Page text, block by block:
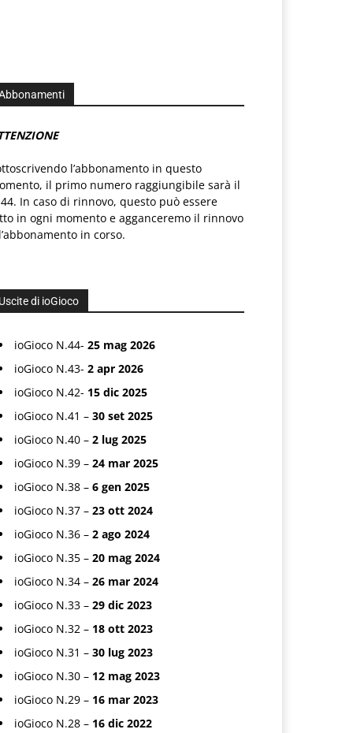
l’abbonamento in questo
il primo numero raggiungibile sarà il
In caso di rinnovo, questo può essere
in ogni momento e agganceremo il rinnovo
in corso.
Uscite di ioGioco
ioGioco N.44- 25 mag 2026
ioGioco N.43- 2 apr 2026
ioGioco N.42- 15 dic 2025
ioGioco N.41 – 30 set 2025
ioGioco N.40 – 2 lug 2025
ioGioco N.39 – 24 mar 2025
ioGioco N.38 – 6 gen 2025
ioGioco N.37 – 23 ott 2024
ioGioco N.36 – 2 ago 2024
ioGioco N.35 – 20 mag 2024
ioGioco N.34 – 26 mar 2024
ioGioco N.33 – 29 dic 2023
ioGioco N.32 – 18 ott 2023
ioGioco N.31 – 30 lug 2023
ioGioco N.30 – 12 mag 2023
ioGioco N.29 – 16 mar 2023
ioGioco N.28 – 16 dic 2022